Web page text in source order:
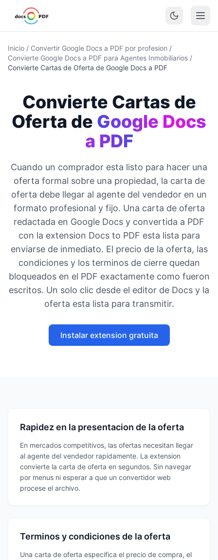
Inicio / Convertir Google Docs a PDF por profesion /
Convierte Google Docs a PDF para Agentes Inmobiliarios /
Convierte Cartas de Oferta de Google Docs a PDF
Convierte Cartas de
Oferta de Google Docs
a PDF
Cuando un comprador esta listo para hacer una
oferta formal sobre una propiedad, la carta de
oferta debe llegar al agente del vendedor en un
formato profesional y fijo. Una carta de oferta
redactada en Google Docs y convertida a PDF
con la extension Docs to PDF esta lista para
enviarse de inmediato. El precio de la oferta, las
condiciones y los terminos de cierre quedan
bloqueados en el PDF exactamente como fueron
escritos. Un solo clic desde el editor de Docs y la
oferta esta lista para transmitir.
Instalar extension gratuita
Rapidez en la presentacion de la oferta
En mercados competitivos, las ofertas necesitan llegar
al agente del vendedor rapidamente. La extension
convierte la carta de oferta en segundos. Sin navegar
por menus ni esperar a que un convertidor web
procese el archivo.
Terminos y condiciones de la oferta
Una carta de oferta especifica el precio de compra, el